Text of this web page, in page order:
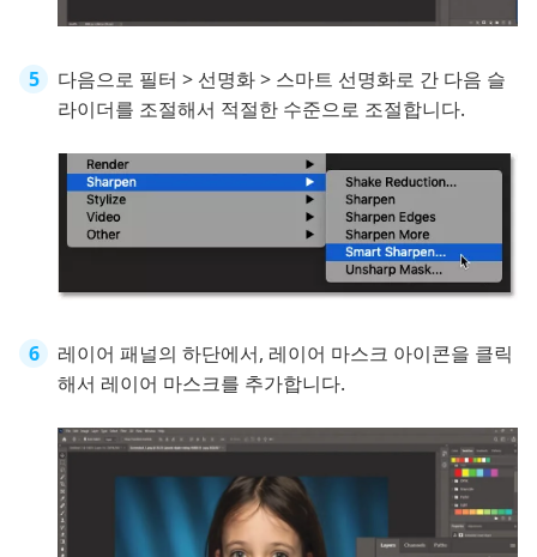
다음으로 필터 > 선명화 > 스마트 선명화로 간 다음 슬
라이더를 조절해서 적절한 수준으로 조절합니다.
레이어 패널의 하단에서, 레이어 마스크 아이콘을 클릭
해서 레이어 마스크를 추가합니다.